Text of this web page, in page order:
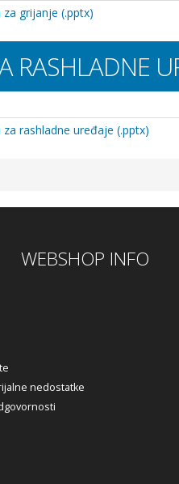
grijanje (.pptx)
RASHLADNE
rashladne uređaje (.pptx)
WEBSHOP INFO
nedostatke